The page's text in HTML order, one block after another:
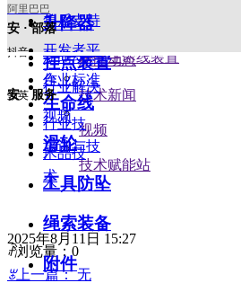
垂直生命线装置
水平生命线装置
新闻动态
技术新闻
视频
技术赋能站
2025年8月11日 15:27
ꄘ浏览量： 0
ꂃ上一篇： 无
升降器
挂点装置
生命线
滑轮
工具防坠
绳索装备
附件
阿里巴巴
抖音
领英
售后支持
开发者平
台
作业标准
安 · 部落
新闻动态
行业解决
视频
培训与技
术
安 · 服务
行业技
术
产品技
术